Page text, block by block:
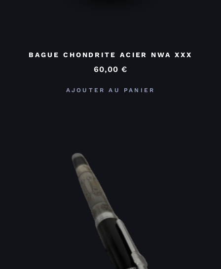
BAGUE CHONDRITE ACIER NWA XXX
60,00 €
AJOUTER AU PANIER